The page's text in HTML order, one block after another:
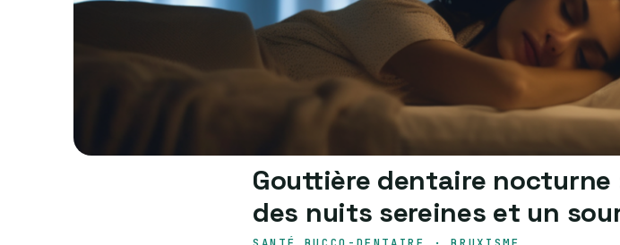
Gouttière dentaire nocturne
des nuits sereines et un